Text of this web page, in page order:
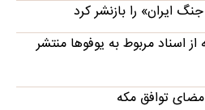
ایران» را بازنشر کرد
اسناد مربوط به یوفوها منتشر
توافق مکه